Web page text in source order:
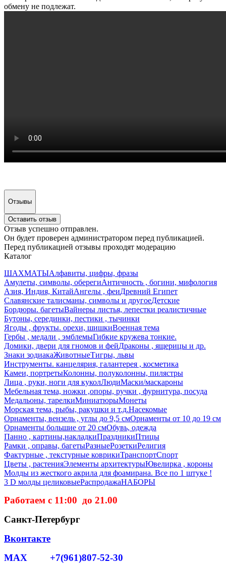
обмену не подлежат.
Отзывы
Оставить отзыв
Отзыв успешно отправлен.
Он будет проверен администратором перед публикацией.
Перед публикацией отзывы проходят модерацию
Каталог
ШАХМАТЫАлфавиты, цифры, фразы
Амулеты, символы, оберегиАнтичность , богини, мифология
Азия, Индия, КитайАнгелы , феиДревний Египет
Славянские талисманы, символы и другоеДетские
Бордюры. багетыВайнеры листья, лепестки реалистичные
Бутоны, серединки, пестики , тычинки
Ягоды , фрукты. орехи, шишкиВоенная тема
Гербы , медали , эмблемыГибкие кружева тонкие.
Домики, двери для гномов и фейДраконы , ящерицы и др.
Знаки зодиакаЖивотныеТигры, львы
Инструменты. канцелярия, галантерея , косметика
Камеи, портретыКолонны, полуколонны, пилястры
Лица , руки, ноги для куколЛюдиМаски/маскароны
Мебельная тема, ножки ,опоры, ручки , фурнитура, посуда
Медальоны, тарелкиМиниатюрыМонеты
Морская тема, рыбы, ракушки и т.д.Насекомые
Орнаменты, вензель , углы до 9,5 смОрнаменты от 10 до 19 см
Орнаменты большие от 20 смОбувь, одежда
Панно , картины,накладкиПраздникиПтицы
Рамки , оправы, багетыРазныеРозеткиРелигия
Фактурные , текстурные коврикиТранспортСпорт
Цветы , растенияЭлементы архитектурыЮвелирка , короны
Молды из жесткого акрила для фоамирана. Все по 1 штуке !
3 D молды целиковыеРаспродажаНАБОРЫ
Работаем с 11:00 до 21.00
Санкт-Петербург
Вконтакте
MAX +7(961)807-52-30